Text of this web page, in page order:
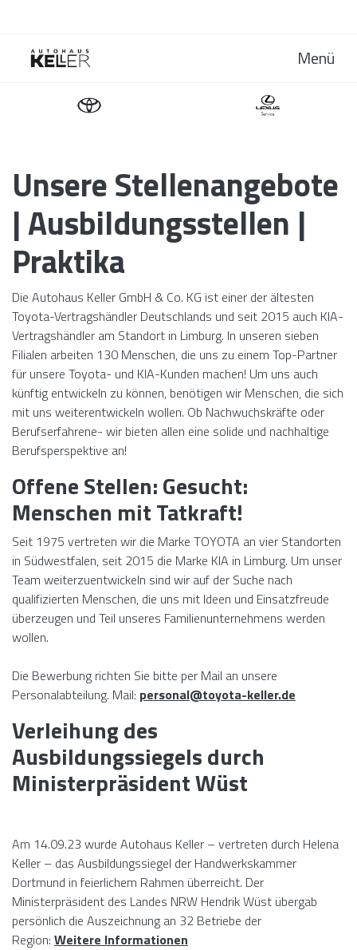
Menü
Unsere Stellenangebote
| Ausbildungsstellen |
Praktika
Die Autohaus Keller GmbH & Co. KG ist einer der ältesten
Toyota-Vertragshändler Deutschlands und seit 2015 auch KIA-
Vertragshändler am Standort in Limburg. In unseren sieben
Filialen arbeiten 130 Menschen, die uns zu einem Top-Partner
für unsere Toyota- und KIA-Kunden machen! Um uns auch
künftig entwickeln zu können, benötigen wir Menschen, die sich
mit uns weiterentwickeln wollen. Ob Nachwuchskräfte oder
Berufserfahrene- wir bieten allen eine solide und nachhaltige
Berufsperspektive an!
Offene Stellen: Gesucht:
Menschen mit Tatkraft!
Seit 1975 vertreten wir die Marke TOYOTA an vier Standorten
in Südwestfalen, seit 2015 die Marke KIA in Limburg. Um unser
Team weiterzuentwickeln sind wir auf der Suche nach
qualifizierten Menschen, die uns mit Ideen und Einsatzfreude
überzeugen und Teil unseres Familienunternehmens werden
wollen.
Die Bewerbung richten Sie bitte per Mail an unsere
Personalabteilung. Mail: personal@toyota-keller.de
Verleihung des
Ausbildungssiegels durch
Ministerpräsident Wüst
Am 14.09.23 wurde Autohaus Keller – vertreten durch Helena
Keller – das Ausbildungssiegel der Handwerkskammer
Dortmund in feierlichem Rahmen überreicht. Der
Ministerpräsident des Landes NRW Hendrik Wüst übergab
persönlich die Auszeichnung an 32 Betriebe der
Region: Weitere Informationen